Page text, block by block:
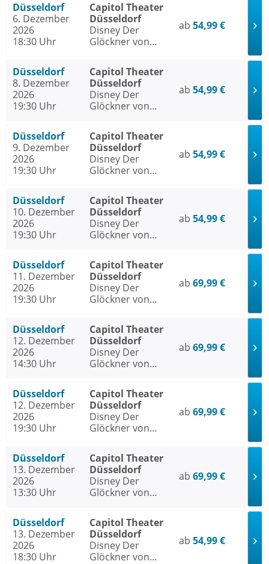
Düsseldorf
6. Dezember
2026
18:30 Uhr
Capitol Theater
Düsseldorf
Disney Der
Glöckner von
ab 54,99 €
Düsseldorf
8. Dezember
2026
19:30 Uhr
Capitol Theater
Düsseldorf
Disney Der
Glöckner von
ab 54,99 €
Düsseldorf
9. Dezember
2026
19:30 Uhr
Capitol Theater
Düsseldorf
Disney Der
Glöckner von
ab 54,99 €
Düsseldorf
10. Dezember
2026
19:30 Uhr
Capitol Theater
Düsseldorf
Disney Der
Glöckner von
ab 54,99 €
Düsseldorf
11. Dezember
2026
19:30 Uhr
Capitol Theater
Düsseldorf
Disney Der
Glöckner von
ab 69,99 €
Düsseldorf
12. Dezember
2026
14:30 Uhr
Capitol Theater
Düsseldorf
Disney Der
Glöckner von
ab 69,99 €
Düsseldorf
12. Dezember
2026
19:30 Uhr
Capitol Theater
Düsseldorf
Disney Der
Glöckner von
ab 69,99 €
Düsseldorf
13. Dezember
2026
13:30 Uhr
Capitol Theater
Düsseldorf
Disney Der
Glöckner von
ab 69,99 €
Düsseldorf
13. Dezember
2026
18:30 Uhr
Capitol Theater
Düsseldorf
Disney Der
Glöckner von
ab 54,99 €